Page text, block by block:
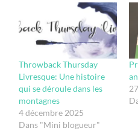
Throwback Thursday
Livresque: Une histoire
qui se déroule dans les
montagnes
4 décembre 2025
Dans "Mini blogueur"